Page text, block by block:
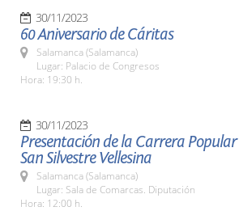
30/11/2023
60 Aniversario de Cáritas
Salamanca (Salamanca)
Lugar: Palacio de Congresos
Hora: 19:30 h.
30/11/2023
Presentación de la Carrera Popular
San Silvestre Vellesina
Salamanca (Salamanca)
Lugar: Sala de Comarcas. Diputación
Hora: 12:00 h.